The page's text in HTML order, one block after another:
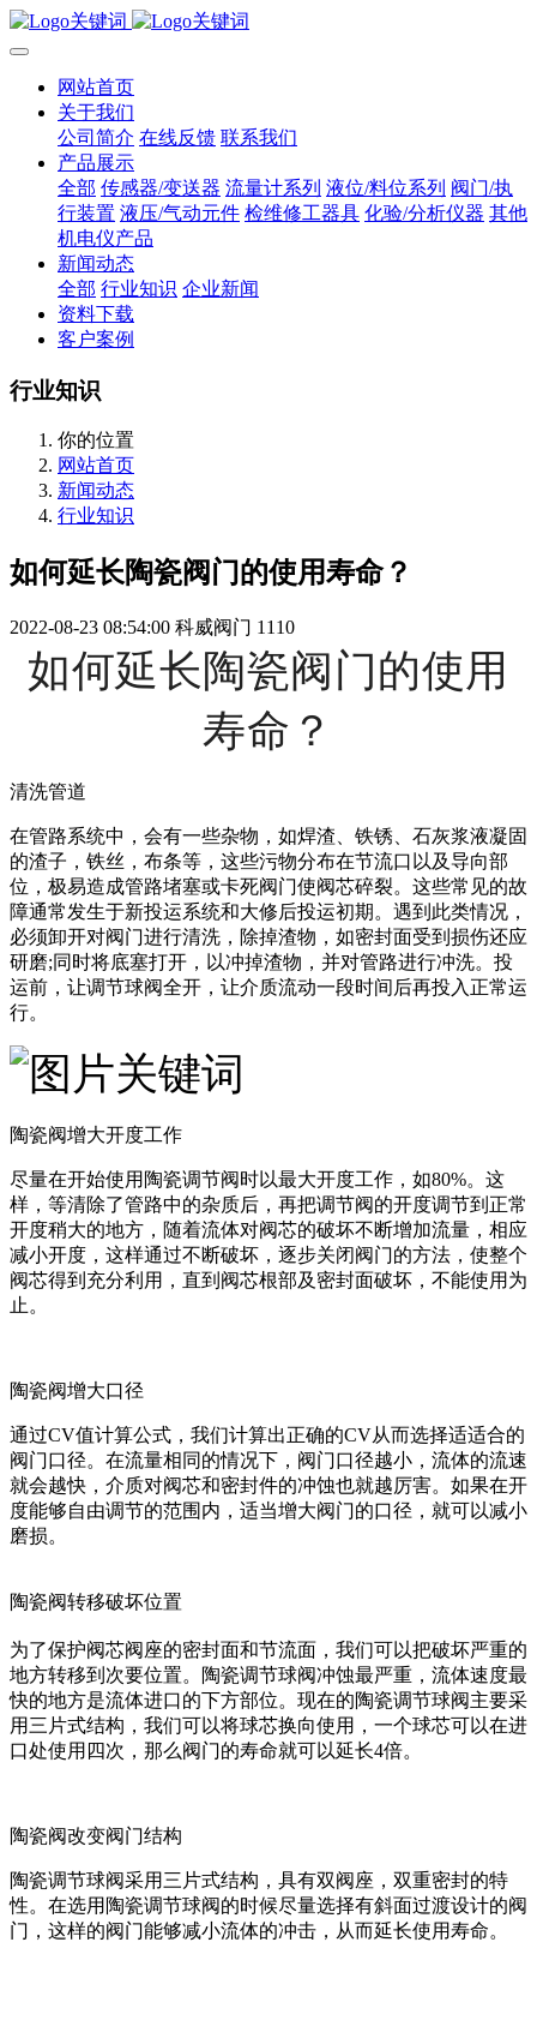
网站首页
关于我们
公司简介 在线反馈 联系我们
产品展示
全部 传感器/变送器 流量计系列 液位/料位系列 阀门/执
行装置 液压/气动元件 检维修工器具 化验/分析仪器 其他
机电仪产品
新闻动态
全部 行业知识 企业新闻
资料下载
客户案例
行业知识
你的位置
网站首页
新闻动态
行业知识
如何延长陶瓷阀门的使用寿命？
2022-08-23 08:54:00 科威阀门 1110
如何延长陶瓷阀门的使用
寿命？
清洗管道
在管路系统中，会有一些杂物，如焊渣、铁锈、石灰浆液凝固
的渣子，铁丝，布条等，这些污物分布在节流口以及导向部
位，极易造成管路堵塞或卡死阀门使阀芯碎裂。这些常见的故
障通常发生于新投运系统和大修后投运初期。遇到此类情况，
必须卸开对阀门进行清洗，除掉渣物，如密封面受到损伤还应
研磨;同时将底塞打开，以冲掉渣物，并对管路进行冲洗。投
运前，让调节球阀全开，让介质流动一段时间后再投入正常运
行。
陶瓷阀增大开度工作
尽量在开始使用陶瓷调节阀时以最大开度工作，如80%。这
样，等清除了管路中的杂质后，再把调节阀的开度调节到正常
开度稍大的地方，随着流体对阀芯的破坏不断增加流量，相应
减小开度，这样通过不断破坏，逐步关闭阀门的方法，使整个
阀芯得到充分利用，直到阀芯根部及密封面破坏，不能使用为
止。
陶瓷阀增大口径
通过CV值计算公式，我们计算出正确的CV从而选择适适合的
阀门口径。在流量相同的情况下，阀门口径越小，流体的流速
就会越快，介质对阀芯和密封件的冲蚀也就越厉害。如果在开
度能够自由调节的范围内，适当增大阀门的口径，就可以减小
磨损。
陶瓷阀转移破坏位置
为了保护阀芯阀座的密封面和节流面，我们可以把破坏严重的
地方转移到次要位置。陶瓷调节球阀冲蚀最严重，流体速度最
快的地方是流体进口的下方部位。现在的陶瓷调节球阀主要采
用三片式结构，我们可以将球芯换向使用，一个球芯可以在进
口处使用四次，那么阀门的寿命就可以延长4倍。
陶瓷阀改变阀门结构
陶瓷调节球阀采用三片式结构，具有双阀座，双重密封的特
性。在选用陶瓷调节球阀的时候尽量选择有斜面过渡设计的阀
门，这样的阀门能够减小流体的冲击，从而延长使用寿命。